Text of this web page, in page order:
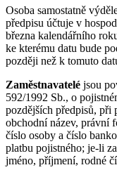
Osoba samostatně
předpisu účtuje v
března kalendářního
ke kterému datu bude
později než k tomuto
Zaměstnavatelé jsou
592/1992 Sb., o
pozdějších předpisů, při
obchodní název, právní
číslo osoby a číslo
platbu pojistného; je-li
jméno, příjmení, rodné